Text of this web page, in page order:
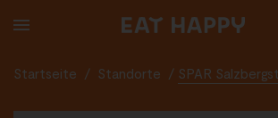
TO
Startseite / Standorte / SPAR